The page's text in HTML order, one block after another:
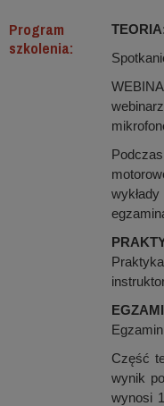
Program
szkolenia:
Część
wynik
wynosi